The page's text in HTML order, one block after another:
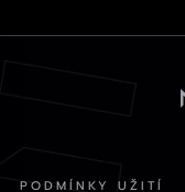
PODMÍNKY UŽITÍ